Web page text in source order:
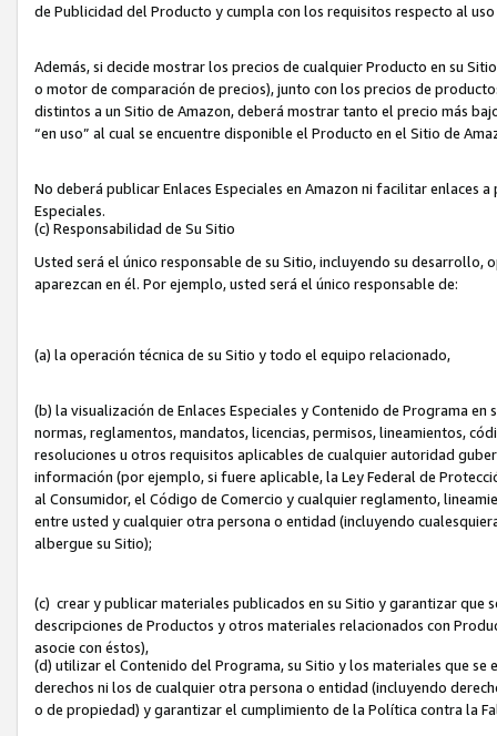
de Publicidad del Producto y cumpla con los requisitos respecto al uso
Además, si decide mostrar los precios de cualquier Producto en su
o motor de comparación de precios), junto con los precios de
distintos a un Sitio de Amazon, deberá mostrar tanto el precio más
“en uso” al cual se encuentre disponible el Producto en el Sitio de
No deberá publicar Enlaces Especiales en Amazon ni facilitar enlaces
Especiales.
(c) Responsabilidad de Su Sitio
Usted será el único responsable de su Sitio, incluyendo su
aparezcan en él. Por ejemplo, usted será el único responsable de:
(a) la operación técnica de su Sitio y todo el equipo relacionado,
(b) la visualización de Enlaces Especiales y Contenido de Programa
normas, reglamentos, mandatos, licencias, permisos, lineamientos,
resoluciones u otros requisitos aplicables de cualquier autoridad
información (por ejemplo, si fuere aplicable, la Ley Federal de
al Consumidor, el Código de Comercio y cualquier reglamento,
entre usted y cualquier otra persona o entidad (incluyendo
albergue su Sitio);
(c) crear y publicar materiales publicados en su Sitio y garantizar que
descripciones de Productos y otros materiales relacionados con
asocie con éstos),
(d) utilizar el Contenido del Programa, su Sitio y los materiales que se
derechos ni los de cualquier otra persona o entidad (incluyendo
o de propiedad) y garantizar el cumplimiento de la Política contra la